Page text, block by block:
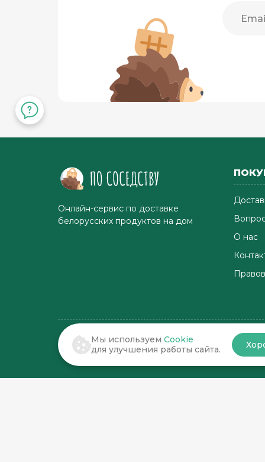
Онлайн-сервис по доставке
белорусских продуктов на дом
О нас
© 2022-2026 . По соседству
Мы используем Cookie
для улучшения работы сайта.